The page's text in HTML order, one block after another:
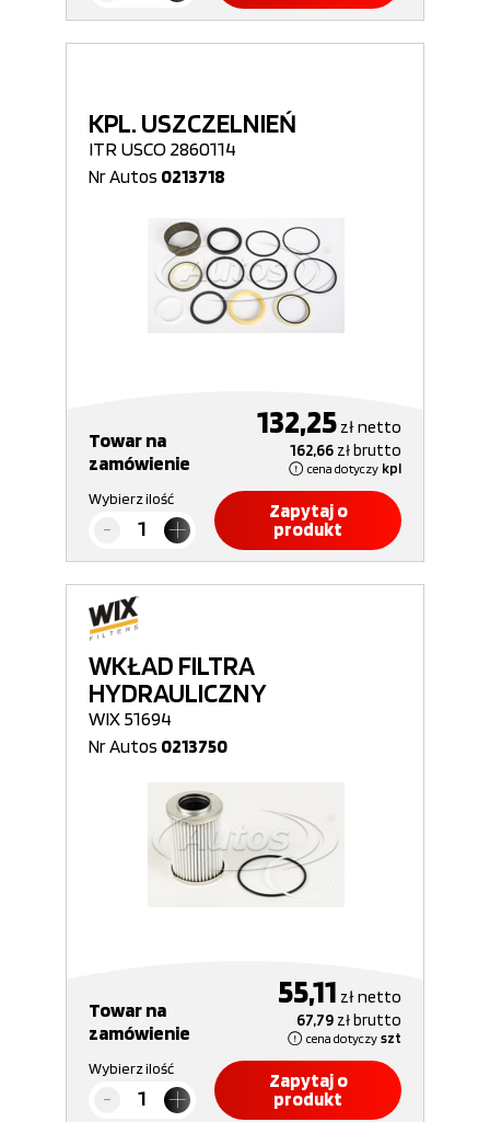
KPL. USZCZELNIEŃ
ITR USCO 2860114
Nr Autos 0213718
Towar na
zamówienie
132,25 złnetto
162,66 złbrutto
cena dotyczy kpl
Wybierz ilość
Zapytaj o
produkt
WKŁAD FILTRA
HYDRAULICZNY
WIX 51694
Nr Autos 0213750
Towar na
zamówienie
55,11 złnetto
67,79 złbrutto
cena dotyczy szt
Wybierz ilość
Zapytaj o
produkt